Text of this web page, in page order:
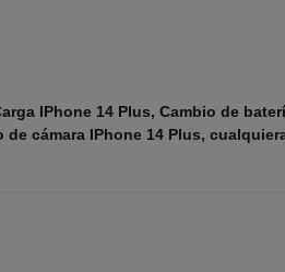
IPhone 14 Plus, Cambio de
cámara IPhone 14 Plus,